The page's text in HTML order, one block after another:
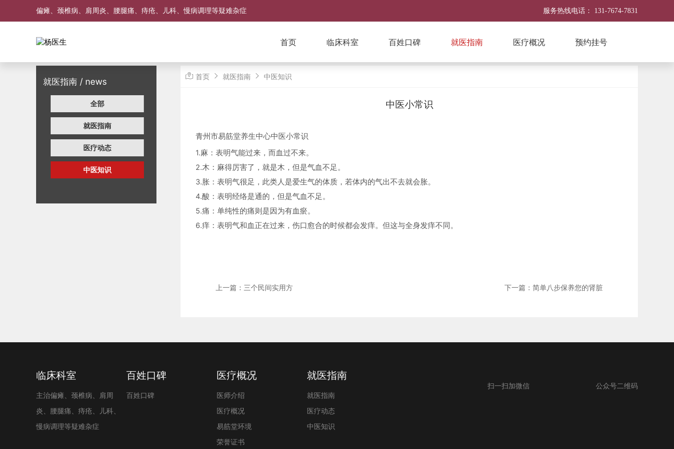
偏瘫、颈椎病、肩周炎、腰腿痛、痔疮、儿科、慢病调理等疑难杂症 服务热线电话： 131-7674-7831
首页 临床科室 百姓口碑 就医指南 医疗概况 预约挂号
就医指南 / news
全部
就医指南
医疗动态
中医知识
首页 就医指南 中医知识
中医小常识
青州市易筋堂养生中心中医小常识
1.麻：表明气能过来，而血过不来。
2.木：麻得厉害了，就是木，但是气血不足。
3.胀：表明气很足，此类人是爱生气的体质，若体内的气出不去就会胀。
4.酸：表明经络是通的，但是气血不足。
5.痛：单纯性的痛则是因为有血瘀。
6.痒：表明气和血正在过来，伤口愈合的时候都会发痒。但这与全身发痒不同。
上一篇：三个民间实用方 下一篇：简单八步保养您的肾脏
临床科室
主治偏瘫、颈椎病、肩周
炎、腰腿痛、痔疮、儿科、
慢病调理等疑难杂症
百姓口碑
百姓口碑
医疗概况
医师介绍
医疗概况
易筋堂环境
荣誉证书
就医指南
就医指南
医疗动态
中医知识
扫一扫加微信 公众号二维码